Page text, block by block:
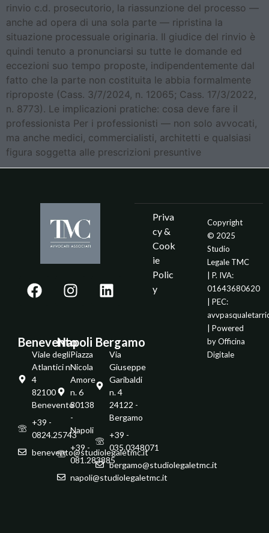
rinvio c.d. prosecutorio, la riassunzione del processo —
anche ad opera di una sola parte — ripristina la
situazione processuale originaria. Il giudice del rinvio è
quindi tenuto a pronunciarsi su tutte le domande ed
eccezioni suo tempo proposte, indipendentemente dal
fatto che la parte non costituita le abbia formalmente
riproposte (Cass. 3/7/2024, n. 12065; Cass. 17/3/2022,
n. 8773). Le implicazioni pratiche: cosa deve fare il
professionista Per i professionisti — non solo avvocati,
ma anche medici, commercialisti, architetti e qualsiasi
figura soggetta alle prescrizioni presuntive
Benevento
Viale degli
Atlantici n.
4
82100 -
Benevento
+39 -
0824.25743
benevento@studiolegaletmc.it
Napoli
Piazza
Nicola
Amore
n. 6
80138
-
Napoli
+39 -
081.283885
napoli@studiolegaletmc.it
Bergamo
Via
Giuseppe
Garibaldi
n. 4
24122 -
Bergamo
+39 -
035.0348071
bergamo@studiolegaletmc.it
Priva
cy &
Cook
ie
Polic
y
Copyright
© 2025
Studio
Legale TMC
| P. IVA:
01643680620
| PEC:
| Powered
byOfficina
Digitale